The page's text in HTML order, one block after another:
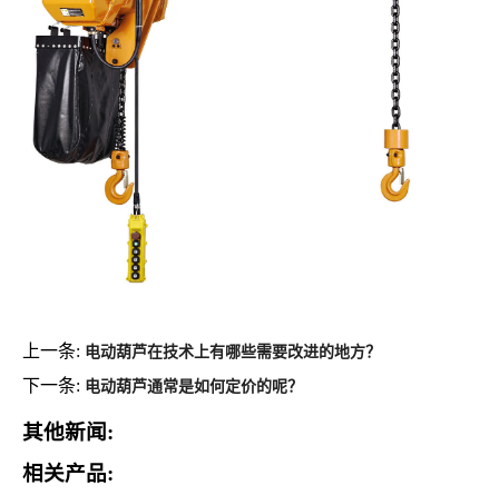
上一条: 电动葫芦在技术上有哪些需要改进的地方？
下一条: 电动葫芦通常是如何定价的呢？
其他新闻:
相关产品: